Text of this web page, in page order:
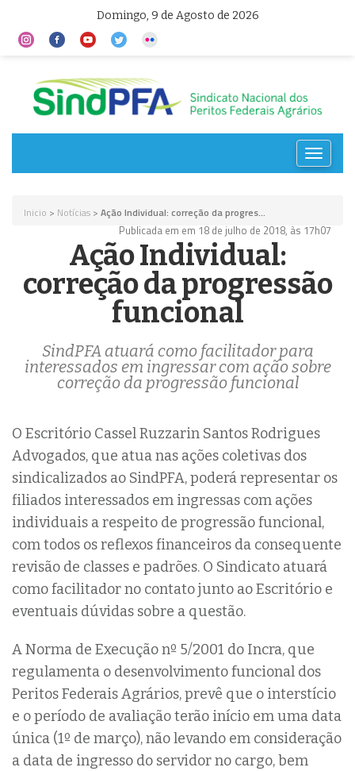
Domingo, 9 de Agosto de 2026
Toggle
Inicio > Notícias > Ação Individual: correção da progres...
Publicada em em 18 de julho de 2018, às 17h07
Ação Individual:
correção da progressão
funcional
SindPFA atuará como facilitador para
interessados em ingressar com ação sobre
correção da progressão funcional
O Escritório Cassel Ruzzarin Santos Rodrigues
Advogados, que atua nas ações coletivas dos
sindicalizados ao SindPFA, poderá representar os
filiados interessados em ingressas com ações
individuais a respeito de progressão funcional,
com todos os reflexos financeiros da consequente
revisão de classes e padrões. O Sindicato atuará
como facilitador no contato junto ao Escritório e
eventuais dúvidas sobre a questão.
A Norma de Execução nº 5/2001 do Incra, que
regulamenta o desenvolvimento funcional dos
Peritos Federais Agrários, prevê que o interstício
e o período de avaliação terão início em uma data
única (1º de março), não levando em consideração
a data de ingresso do servidor no cargo, bem